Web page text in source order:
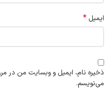
ایمیل *
ذخیره نام، ایمیل و وبسایت من در
می‌نویسم.